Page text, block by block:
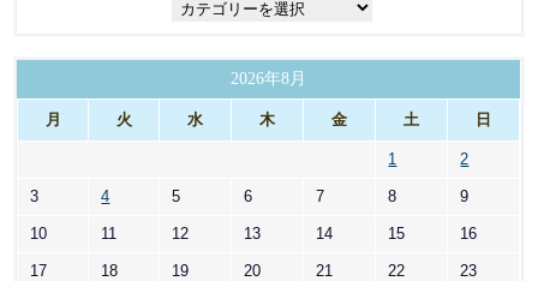
ー
2026年8月
月 火 水 木 金 土 日
1 2
3 4 5 6 7 8 9
10 11 12 13 14 15 16
17 18 19 20 21 22 23